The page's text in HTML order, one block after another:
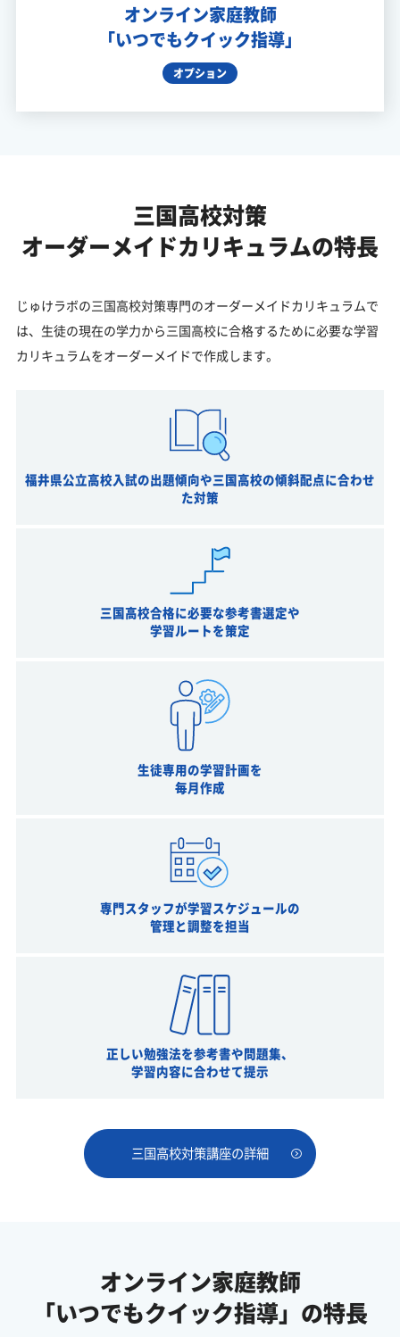
オンライン家庭教師
「いつでもクイック指導」
オプション
三国高校対策
オーダーメイドカリキュラムの特長
じゅけラボの三国高校対策専門のオーダーメイドカリキュラムで
は、生徒の現在の学力から三国高校に合格するために必要な学習
カリキュラムをオーダーメイドで作成します。
福井県公立高校入試の出題傾向や三国高校の傾斜配点に合わせ
た対策
三国高校合格に必要な参考書選定や
学習ルートを策定
生徒専用の学習計画を
毎月作成
専門スタッフが学習スケジュールの
管理と調整を担当
正しい勉強法を参考書や問題集、
学習内容に合わせて提示
三国高校対策講座の詳細
オンライン家庭教師
「いつでもクイック指導」の特長